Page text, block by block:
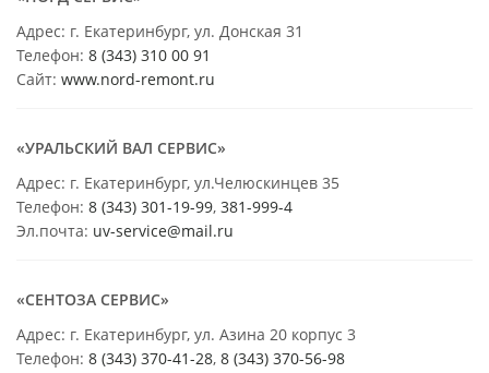
Адрес: г. Екатеринбург, ул. Донская 31
Телефон: 8 (343) 310 00 91
Сайт: www.nord-remont.ru
«УРАЛЬСКИЙ ВАЛ СЕРВИС»
Адрес: г. Екатеринбург, ул.Челюскинцев 35
Телефон: 8 (343) 301-19-99, 381-999-4
Эл.почта: uv-service@mail.ru
«СЕНТОЗА СЕРВИС»
Адрес: г. Екатеринбург, ул. Азина 20 корпус 3
Телефон: 8 (343) 370-41-28, 8 (343) 370-56-98